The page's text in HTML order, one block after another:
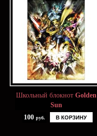
Школьный блокнот Golden
Sun
100 руб. В КОРЗИНУ